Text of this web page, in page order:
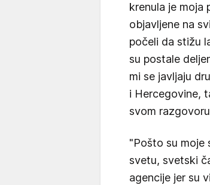
krenula je moja
objavljene na
počeli da stižu
su postale
mi se javljaju
i Hercegovine,
svom
"Pošto su moje
svetu, svetski
agencije jer su